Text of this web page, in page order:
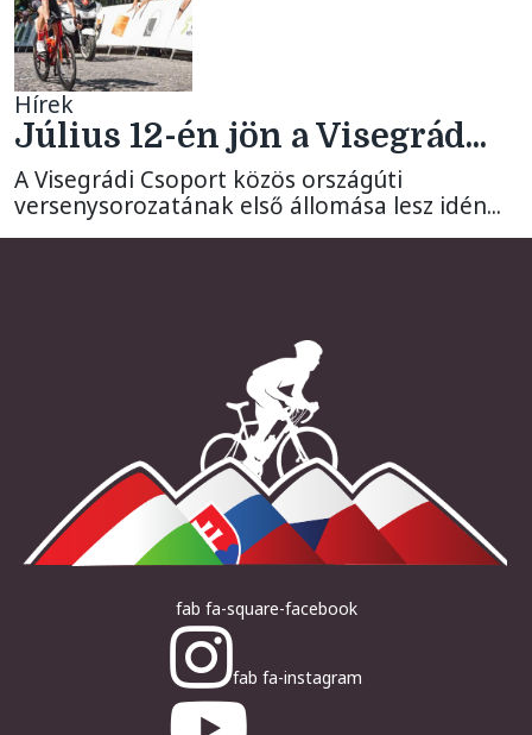
Hírek
Július 12-én jön a Visegrád...
A Visegrádi Csoport közös országúti
versenysorozatának első állomása lesz idén...
fab fa-square-facebook
fab fa-instagram